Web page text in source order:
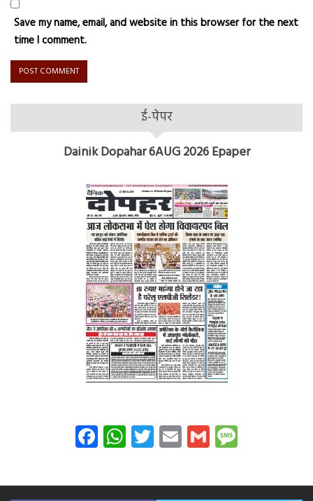
Save my name, email, and website in this browser for the next
time I comment.
ई-पेपर
Dainik Dopahar 6AUG 2026 Epaper
Facebook
WhatsApp
Twitter
EmailGmail